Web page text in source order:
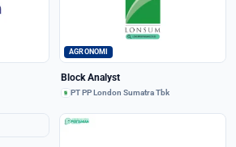
AGRONOMI
Block Analyst
PT PP London Sumatra Tbk